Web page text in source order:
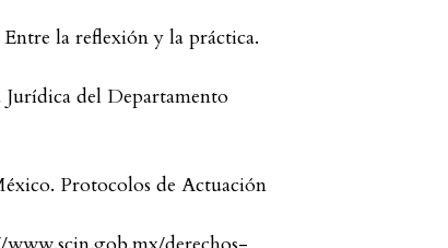
la reflexión y la práctica.
del Departamento
Protocolos de Actuación